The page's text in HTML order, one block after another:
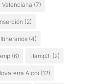
(7)
(2)
Itinerarios(4)
(6) Llamp3i (2)
Alcoi (12)